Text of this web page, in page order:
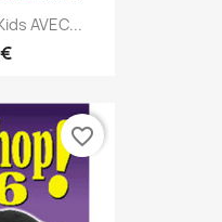
AVEC...
favorite_border